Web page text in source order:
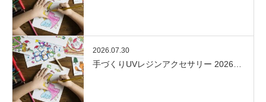
2026.07.30
手づくりUVレジンアクセサリー 2026…